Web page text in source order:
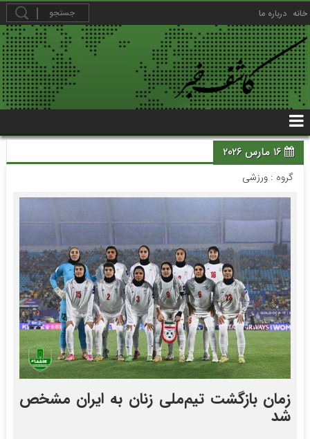
خانه درباره ما
16 مارس 2026
گروه :ورزشی
زمان بازگشت تیم‌ملی زنان به ایران مشخص
شد